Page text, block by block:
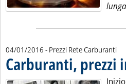
04/01/2016 - Prezzi Rete Carburanti
Carburanti, prezzi